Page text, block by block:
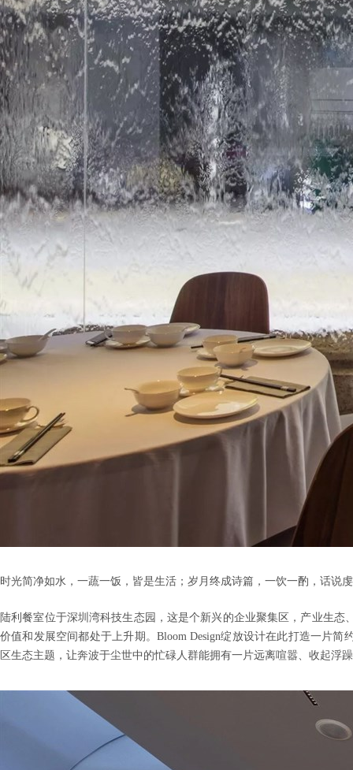
时光简净如水，一蔬一饭，皆是生活；岁月终成诗篇，一饮一酌，话说
陆利餐室位于深圳湾科技生态园，这是个新兴的企业聚集区，产业生态
价值和发展空间都处于上升期。Bloom Design绽放设计在此打造一片简
区生态主题，让奔波于尘世中的忙碌人群能拥有一片远离喧嚣、收起浮